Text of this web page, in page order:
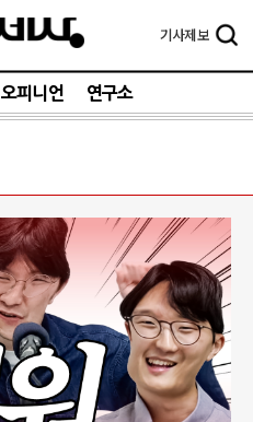
기사제보
오피니언 연구소